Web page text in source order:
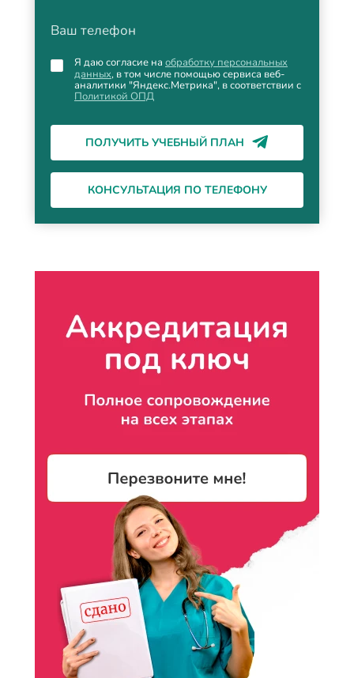
Ваш телефон
Я даю согласие на обработку персональных
данных, в том числе помощью сервиса веб-
аналитики "Яндекс.Метрика", в соответствии с
Политикой ОПД
ПОЛУЧИТЬ УЧЕБНЫЙ ПЛАН
КОНСУЛЬТАЦИЯ ПО ТЕЛЕФОНУ